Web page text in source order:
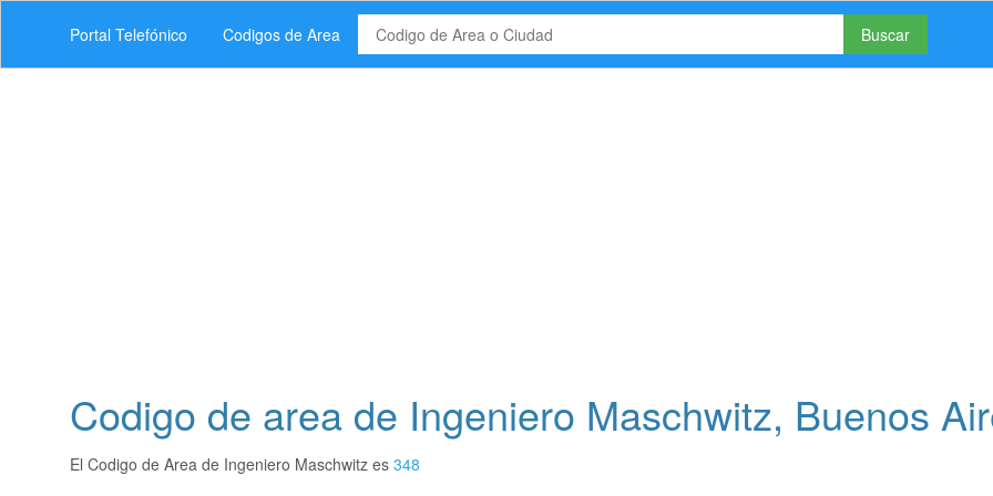
Portal Telefónico Codigos de Area Buscar
Codigo de area de Ingeniero Maschwitz, Buenos
El Codigo de Area de Ingeniero Maschwitz es 348